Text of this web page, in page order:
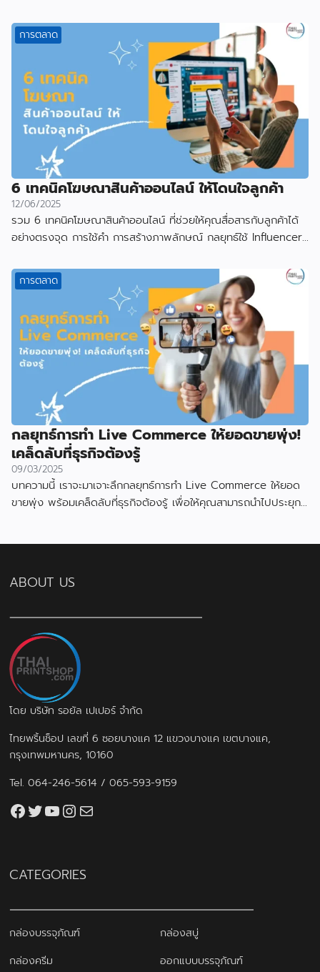
การตลาด
6 เทคนิคโฆษณาสินค้าออนไลน์ ให้โดนใจลูกค้า
12/06/2025
รวม 6 เทคนิคโฆษณาสินค้าออนไลน์ ที่ช่วยให้คุณสื่อสารกับลูกค้าได้
อย่างตรงจุด การใช้คำ การสร้างภาพลักษณ์ กลยุทธ์ใช้ Influencer
การตลาด
กลยุทธ์การทำ Live Commerce ให้ยอดขายพุ่ง!
เคล็ดลับที่ธุรกิจต้องรู้
09/03/2025
บทความนี้ เราจะมาเจาะลึกกลยุทธ์การทำ Live Commerce ให้ยอด
ขายพุ่ง พร้อมเคล็ดลับที่ธุรกิจต้องรู้ เพื่อให้คุณสามารถนำไปประยุกต์
ABOUT US
โดย บริษัท รอยัล เปเปอร์ จำกัด
ไทยพริ้นช็อป เลขที่ 6 ซอยบางแค 12 แขวงบางแค เขตบางแค,
กรุงเทพมหานคร, 10160
Tel.064-246-5614 /065-593-9159
Facebook
Twitter
YouTube
Instagram
thaiprintshop.aw@gmail.com
CATEGORIES
กล่องบรรจุภัณฑ์
กล่องสบู่
กล่องครีม
ออกแบบบรรจุภัณฑ์